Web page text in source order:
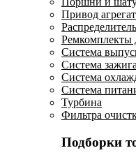
Привод
Ремкомплекты
Система
Система
Система
Система
Турбина
Фильтра
Подборки